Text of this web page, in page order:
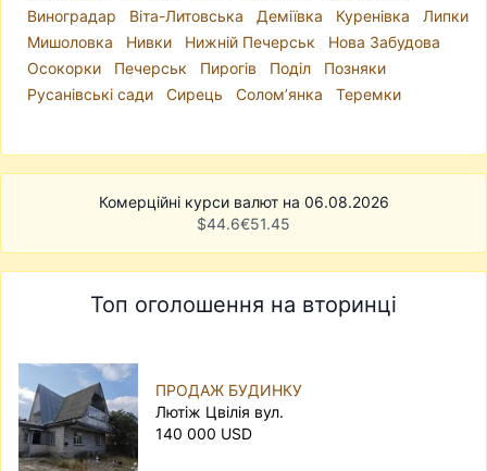
Виноградар
Віта-Литовська Деміївка Куренівка
Липки
Мишоловка
Нивки Нижній Печерськ
Нова Забудова
Осокорки
Печерськ Пирогів Поділ
Позняки
Русанівські сади
Сирець Солом’янка Теремки
Комерційні курси валют на 06.08.2026
$44.6€51.45
Топ оголошення на вторинці
ПРОДАЖ БУДИНКУ
Лютіж Цвілія вул.
140 000 USD